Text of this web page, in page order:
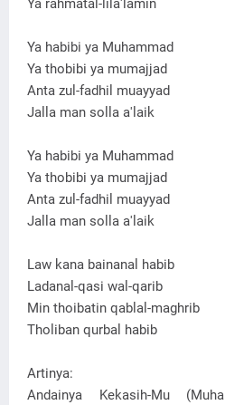
Ya rahmatal-lila'lamin
Ya habibi ya Muhammad
Ya thobibi ya mumajjad
Anta zul-fadhil muayyad
Jalla man solla a'laik
Ya habibi ya Muhammad
Ya thobibi ya mumajjad
Anta zul-fadhil muayyad
Jalla man solla a'laik
Law kana bainanal habib
Ladanal-qasi wal-qarib
Min thoibatin qablal-maghrib
Tholiban qurbal habib
Artinya:
Andainya Kekasih-Mu